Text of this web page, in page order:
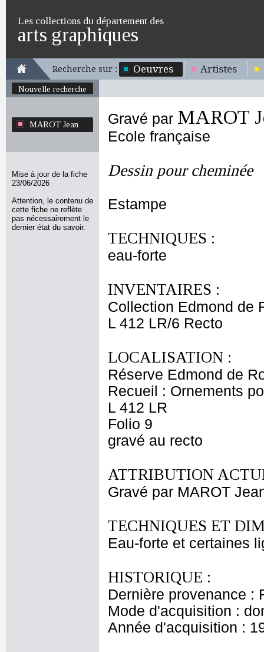
Les collections du département des
arts graphiques
Recherche sur : Oeuvres Artistes
Nouvelle recherche
MAROT Jean
Mise à jour de la fiche
23/06/2026
Attention, le contenu de
cette fiche ne reflète
pas nécessairement le
dernier état du savoir.
Gravé par MAROT
Ecole française
Dessin pour cheminée
Estampe
TECHNIQUES :
eau-forte
INVENTAIRES :
Collection Edmond de
L 412 LR/6 Recto
LOCALISATION :
Réserve Edmond de
Recueil : Ornements
L 412 LR
Folio 9
gravé au recto
ATTRIBUTION
Gravé par MAROT
TECHNIQUES ET
Eau-forte et certaines
HISTORIQUE :
Dernière provenance :
Mode d'acquisition :
Année d'acquisition :